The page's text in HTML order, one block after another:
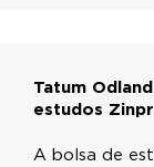
Tatum
estudos
A bolsa de